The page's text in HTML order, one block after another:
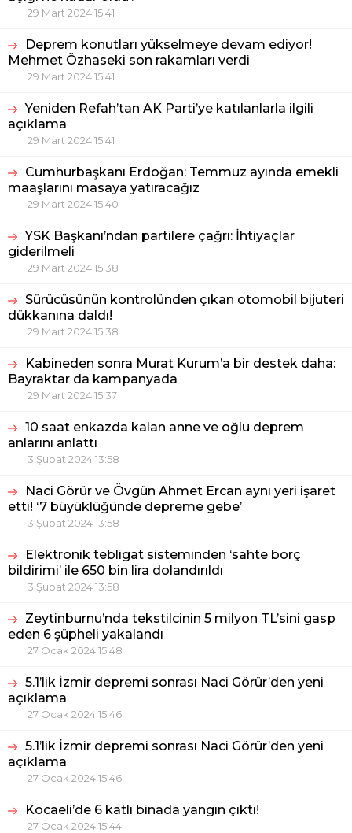
29 Mart 2024 15:41
Deprem konutları yükselmeye devam ediyor!
Mehmet Özhaseki son rakamları verdi
29 Mart 2024 15:41
Yeniden Refah’tan AK Parti’ye katılanlarla ilgili
açıklama
29 Mart 2024 15:41
Cumhurbaşkanı Erdoğan: Temmuz ayında emekli
maaşlarını masaya yatıracağız
29 Mart 2024 15:40
YSK Başkanı’ndan partilere çağrı: İhtiyaçlar
giderilmeli
29 Mart 2024 15:38
Sürücüsünün kontrolünden çıkan otomobil bijuteri
dükkanına daldı!
29 Mart 2024 15:38
Kabineden sonra Murat Kurum’a bir destek daha:
Bayraktar da kampanyada
29 Mart 2024 15:37
10 saat enkazda kalan anne ve oğlu deprem
anlarını anlattı
3 Şubat 2024 13:58
Naci Görür ve Övgün Ahmet Ercan aynı yeri işaret
etti! ‘7 büyüklüğünde depreme gebe’
3 Şubat 2024 13:58
Elektronik tebligat sisteminden ‘sahte borç
bildirimi’ ile 650 bin lira dolandırıldı
3 Şubat 2024 13:58
Zeytinburnu’nda tekstilcinin 5 milyon TL’sini gasp
eden 6 şüpheli yakalandı
27 Ocak 2024 15:48
5.1’lik İzmir depremi sonrası Naci Görür’den yeni
açıklama
27 Ocak 2024 15:46
5.1’lik İzmir depremi sonrası Naci Görür’den yeni
açıklama
27 Ocak 2024 15:46
Kocaeli’de 6 katlı binada yangın çıktı!
27 Ocak 2024 15:44